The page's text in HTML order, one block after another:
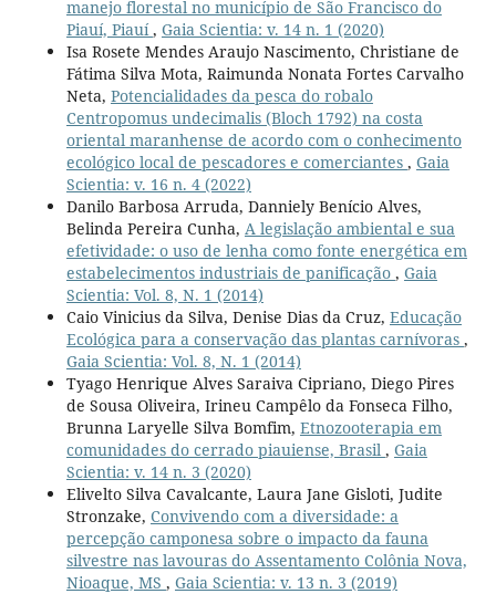
manejo florestal no município de São Francisco do
Piauí, Piauí , Gaia Scientia: v. 14 n. 1 (2020)
Isa Rosete Mendes Araujo Nascimento, Christiane de
Fátima Silva Mota, Raimunda Nonata Fortes Carvalho
Neta, Potencialidades da pesca do robalo
Centropomus undecimalis (Bloch 1792) na costa
oriental maranhense de acordo com o conhecimento
ecológico local de pescadores e comerciantes , Gaia
Scientia: v. 16 n. 4 (2022)
Danilo Barbosa Arruda, Danniely Benício Alves,
Belinda Pereira Cunha, A legislação ambiental e sua
efetividade: o uso de lenha como fonte energética em
estabelecimentos industriais de panificação , Gaia
Scientia: Vol. 8, N. 1 (2014)
Caio Vinicius da Silva, Denise Dias da Cruz, Educação
Ecológica para a conservação das plantas carnívoras ,
Gaia Scientia: Vol. 8, N. 1 (2014)
Tyago Henrique Alves Saraiva Cipriano, Diego Pires
de Sousa Oliveira, Irineu Campêlo da Fonseca Filho,
Brunna Laryelle Silva Bomfim, Etnozooterapia em
comunidades do cerrado piauiense, Brasil , Gaia
Scientia: v. 14 n. 3 (2020)
Elivelto Silva Cavalcante, Laura Jane Gisloti, Judite
Stronzake, Convivendo com a diversidade: a
percepção camponesa sobre o impacto da fauna
silvestre nas lavouras do Assentamento Colônia Nova,
Nioaque, MS , Gaia Scientia: v. 13 n. 3 (2019)